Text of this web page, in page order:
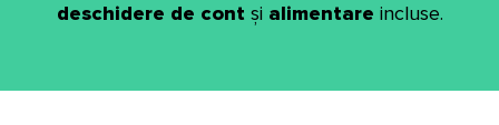
deschidere de cont și alimentare incluse.